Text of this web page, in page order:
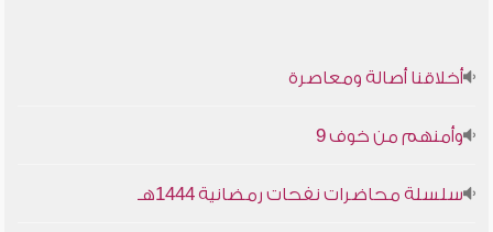
أخلاقنا أصالة ومعاصرة
وأمنهم من خوف 9
سلسلة محاضرات نفحات رمضانية 1444هـ